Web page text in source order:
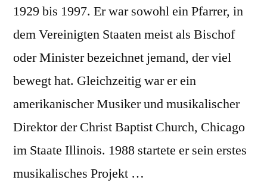
1929 bis 1997. Er war sowohl ein Pfarrer, in
dem Vereinigten Staaten meist als Bischof
oder Minister bezeichnet jemand, der viel
bewegt hat. Gleichzeitig war er ein
amerikanischer Musiker und musikalischer
Direktor der Christ Baptist Church, Chicago
im Staate Illinois. 1988 startete er sein erstes
musikalisches Projekt …